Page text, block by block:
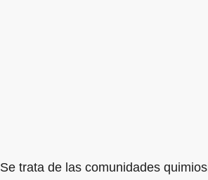
Se trata de las comunidades